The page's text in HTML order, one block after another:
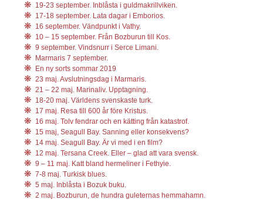
19-23 september. Inblåsta i guldmakrillviken.
17-18 september. Lata dagar i Emborios.
16 september. Vändpunkt i Vathy.
10 – 15 september. Från Bozburun till Kos.
9 september. Vindsnurr i Serce Limani.
Marmaris 7 september.
En ny sorts sommar 2019
23 maj. Avslutningsdag i Marmaris.
21 – 22 maj. Marinaliv. Upptagning.
18-20 maj. Världens svenskaste turk.
17 maj. Resa till 600 år före Kristus.
16 maj. Tolv fendrar och en kätting från katastrof.
15 maj, Seagull Bay. Sanning eller konsekvens?
14 maj. Seagull Bay. Är vi med i en film?
12 maj. Tersana Creek. Eller – glad att vara svensk.
9 – 11 maj. Katt bland hermeliner i Fethyie.
7-8 maj. Turkisk blues.
5 maj. Inblåsta i Bozuk buku.
2 maj. Bozburun, de hundra guleternas hemmahamn.